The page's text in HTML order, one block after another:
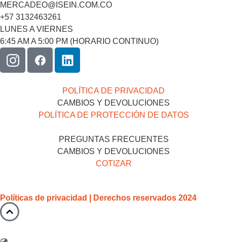
MERCADEO@ISEIN.COM.CO
+57 3132463261
LUNES A VIERNES
6:45 AM A 5:00 PM (HORARIO CONTINUO)
POLÍTICA DE PRIVACIDAD
CAMBIOS Y DEVOLUCIONES
POLÍTICA DE PROTECCIÓN DE DATOS
PREGUNTAS FRECUENTES
CAMBIOS Y DEVOLUCIONES
COTIZAR
Políticas de privacidad | Derechos reservados 2024